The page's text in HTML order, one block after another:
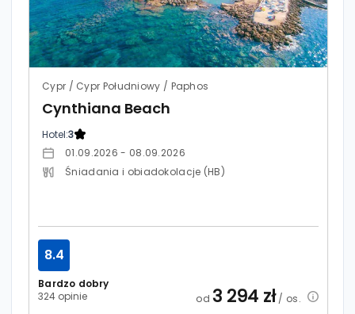
Cypr / Cypr Południowy / Paphos
Cynthiana Beach
Hotel:3
01.09.2026 - 08.09.2026
Śniadania i obiadokolacje (HB)
Bardzo dobry
324 opinie
8.4
od 3 294 zł/ os.